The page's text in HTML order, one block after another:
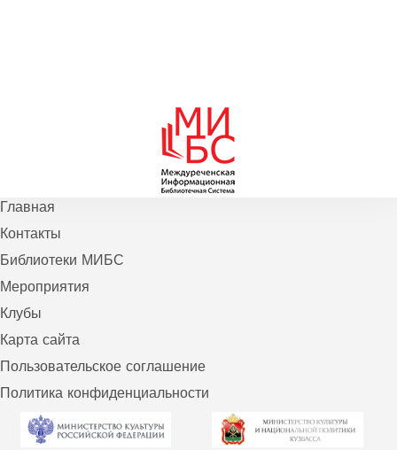
Главная
Контакты
Библиотеки МИБС
Мероприятия
Клубы
Карта сайта
Пользовательское соглашение
Политика конфиденциальности